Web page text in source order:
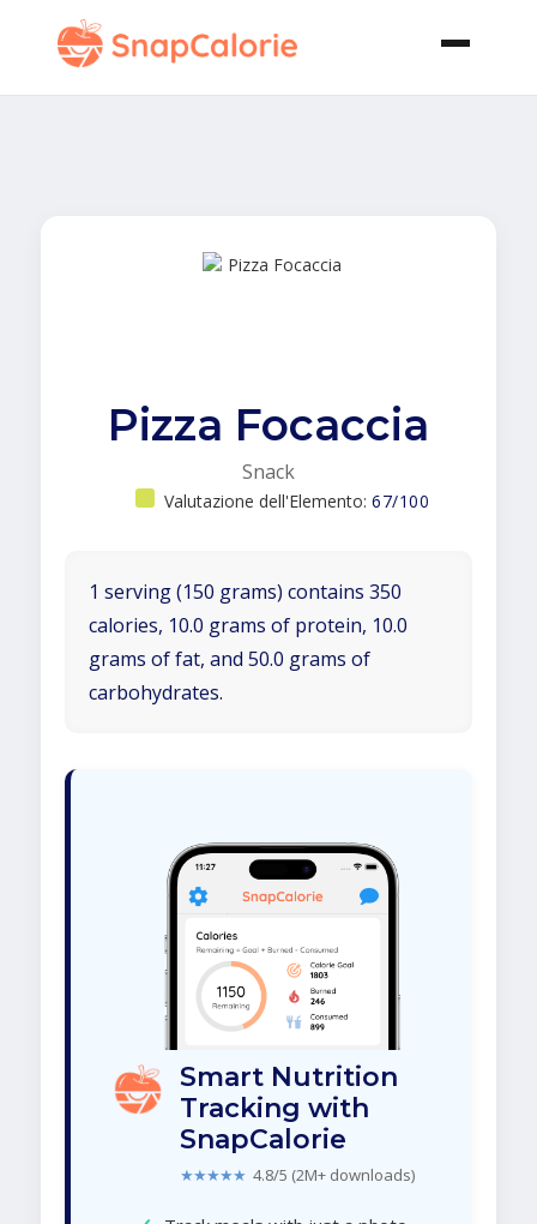
Pizza Focaccia
Snack
Valutazione dell'Elemento: 67/100
1 serving (150 grams) contains 350
calories, 10.0 grams of protein, 10.0
grams of fat, and 50.0 grams of
carbohydrates.
Smart Nutrition
Tracking with
SnapCalorie
★★★★★ 4.8/5 (2M+ downloads)